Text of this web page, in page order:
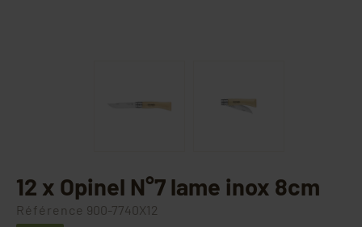
12 x Opinel N°7 lame inox 8cm
Référence 900-7740X12